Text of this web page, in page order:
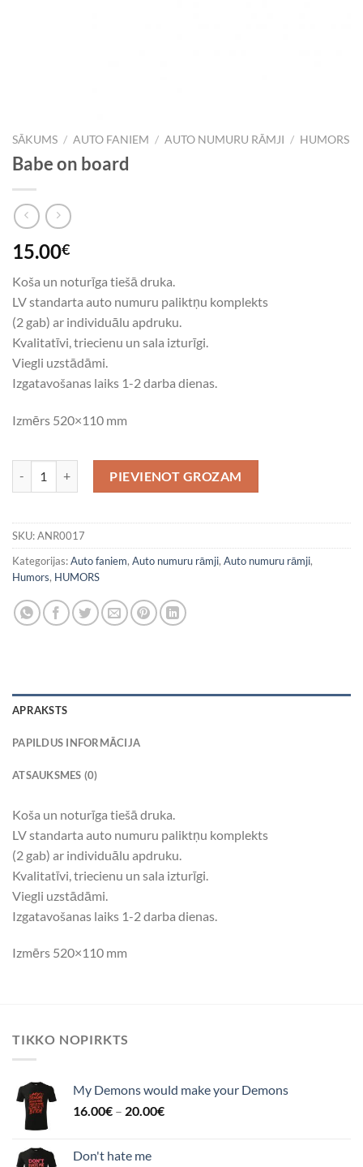
SĀKUMS / AUTO FANIEM / AUTO NUMURU RĀMJI / HUMORS
Babe on board
15.00€
Koša un noturīga tiešā druka.
LV standarta auto numuru paliktņu komplekts
(2 gab) ar individuālu apdruku.
Kvalitatīvi, triecienu un sala izturīgi.
Viegli uzstādāmi.
Izgatavošanas laiks 1-2 darba dienas.
Izmērs 520×110 mm
PIEVIENOT GROZAM
SKU:ANR0017
Kategorijas:Auto faniem, Auto numuru rāmji, Auto numuru rāmji,
Humors, HUMORS
APRAKSTS
PAPILDUS INFORMĀCIJA
ATSAUKSMES (0)
Koša un noturīga tiešā druka.
LV standarta auto numuru paliktņu komplekts
(2 gab) ar individuālu apdruku.
Kvalitatīvi, triecienu un sala izturīgi.
Viegli uzstādāmi.
Izgatavošanas laiks 1-2 darba dienas.
Izmērs 520×110 mm
TIKKO NOPIRKTS
My Demons would make your Demons
16.00€ – 20.00€
Don't hate me